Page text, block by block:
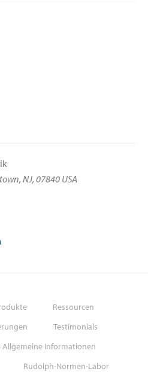
NJ, 07840 USA
Ressourcen
Testimonials
Allgemeine Informationen
Rudolph-Normen-Labor